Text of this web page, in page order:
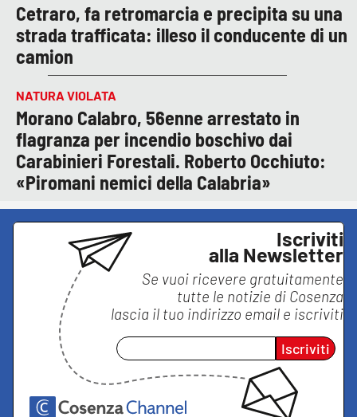
Cetraro, fa retromarcia e precipita su una
strada trafficata: illeso il conducente di un
camion
NATURA VIOLATA
Morano Calabro, 56enne arrestato in
flagranza per incendio boschivo dai
Carabinieri Forestali. Roberto Occhiuto:
«Piromani nemici della Calabria»
Iscriviti
alla Newsletter
Se vuoi ricevere gratuitamente
tutte le notizie di Cosenza
lascia il tuo indirizzo email e iscriviti
Iscriviti